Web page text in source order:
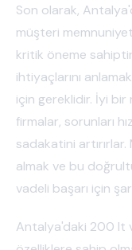
Son olarak,
müşteri
kritik öneme
ihtiyaçlarını
için gereklidir. İyi
firmalar, sorunları
sadakatini
almak ve bu
vadeli başarı için
Antalya'daki 200 lt